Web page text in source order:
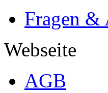
Fragen &
Webseite
AGB